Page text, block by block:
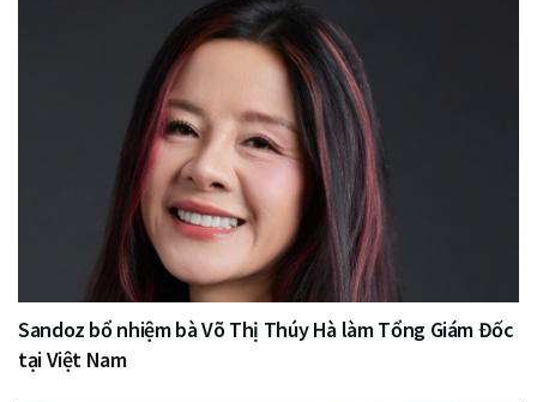
Sandoz bổ nhiệm bà Võ Thị Thúy Hà làm Tổng Giám Đốc
tại Việt Nam